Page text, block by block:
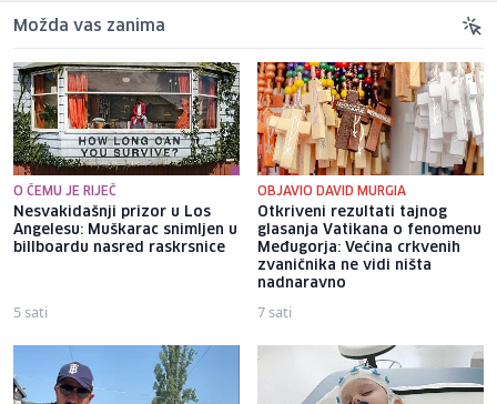
Možda vas zanima
O ČEMU JE RIJEČ
Nesvakidašnji prizor u Los
Angelesu: Muškarac snimljen u
billboardu nasred raskrsnice
5 sati
OBJAVIO DAVID MURGIA
Otkriveni rezultati tajnog
glasanja Vatikana o fenomenu
Međugorja: Većina crkvenih
zvaničnika ne vidi ništa
nadnaravno
7 sati